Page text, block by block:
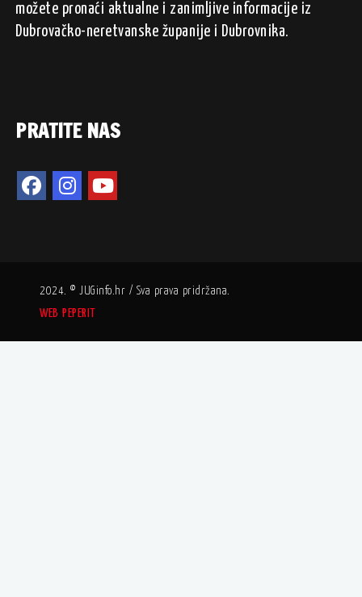
možete pronaći aktualne i zanimljive informacije iz
Dubrovačko-neretvanske županije i Dubrovnika.
PRATITE NAS
2024. © JUGinfo.hr / Sva prava pridržana.
WEB PEPERIT